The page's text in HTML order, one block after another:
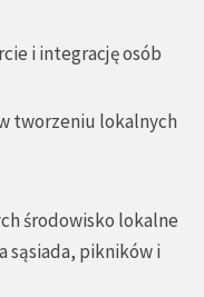
i integrację osób
tworzeniu lokalnych
środowisko lokalne
sąsiada, pikników i